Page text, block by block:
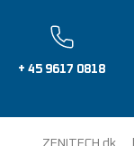
+ 45 9617 0818
ZENITECH.dk